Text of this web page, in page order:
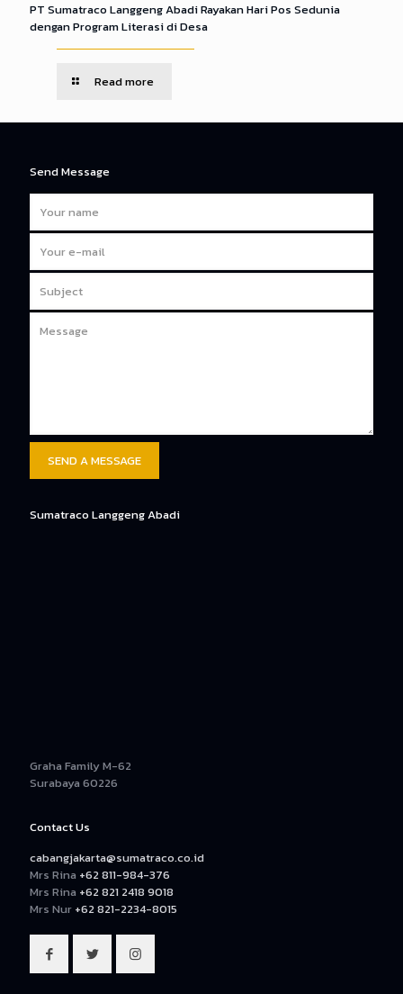
PT Sumatraco Langgeng Abadi Rayakan Hari Pos Sedunia
dengan Program Literasi di Desa
Read more
Send Message
Sumatraco Langgeng Abadi
Graha Family M-62
Surabaya 60226
Contact Us
cabangjakarta@sumatraco.co.id
Mrs Rina +62 811-984-376
Mrs Rina +62 821 2418 9018
Mrs Nur +62 821-2234-8015